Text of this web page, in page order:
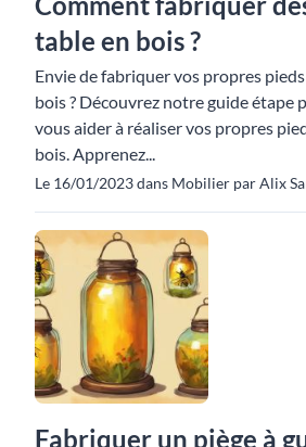
table en bois ?
Envie de fabriquer vos propres
bois ? Découvrez notre guide étape
vous aider à réaliser vos propres
bois. Apprenez...
Le 16/01/2023 dans Mobilier par Alix
Fabriquer un piège à